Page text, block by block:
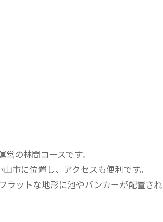
の林間コースです。
市に位置し、アクセスも便利です。
ラットな地形に池やバンカーが配置され